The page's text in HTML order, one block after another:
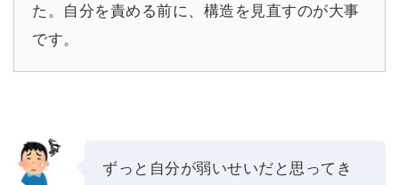
た。自分を責める前に、構造を見直すのが大事
です。
ずっと自分が弱いせいだと思ってき